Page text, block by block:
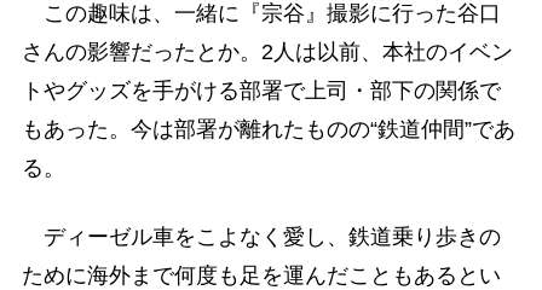
この趣味は、一緒に『宗谷』撮影に行った谷口
さんの影響だったとか。2人は以前、本社のイベン
トやグッズを手がける部署で上司・部下の関係で
もあった。今は部署が離れたものの“鉄道仲間”であ
る。
ディーゼル車をこよなく愛し、鉄道乗り歩きの
ために海外まで何度も足を運んだこともあるとい